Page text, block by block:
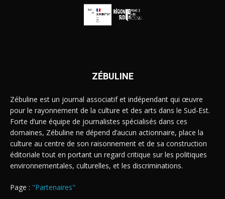
ZÉBULINE
Zébuline est un journal associatif et indépendant qui œuvre
pour le rayonnement de la culture et des arts dans le Sud-Est.
Forte d’une équipe de journalistes spécialisés dans ces
domaines, Zébuline ne dépend d’aucun actionnaire, place la
culture au centre de son raisonnement et de sa construction
éditoriale tout en portant un regard critique sur les politiques
environnementales, culturelles, et les discriminations.
Page : "Partenaires"